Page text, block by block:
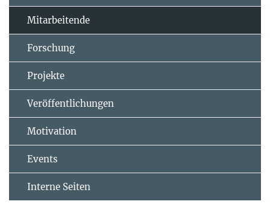
Mitarbeitende
Forschung
Projekte
Veröffentlichungen
Motivation
Events
Interne Seiten